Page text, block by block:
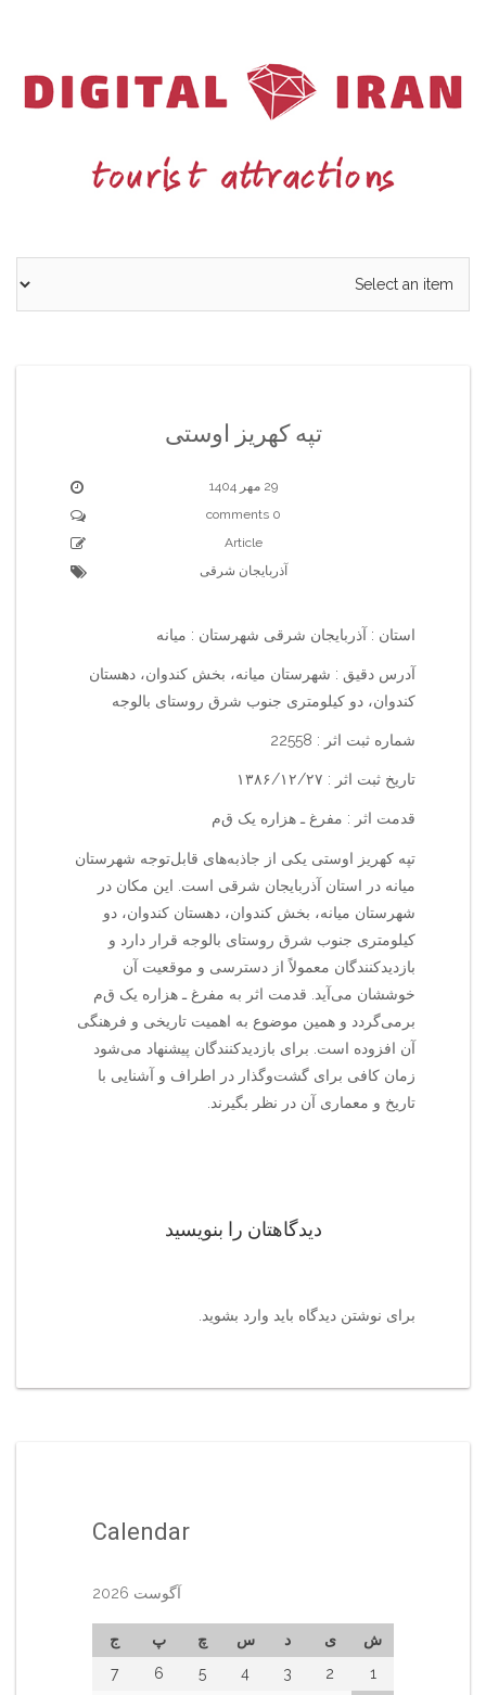
تپه کهریز اوستی
29 مهر 1404
0 comments
Article
آذربایجان شرقی
استان : آذربایجان شرقی شهرستان : میانه
آدرس دقیق : شهرستان میانه، بخش کندوان، دهستان
کندوان، دو کیلومتری جنوب شرق روستای بالوجه
شماره ثبت اثر : 22558
تاریخ ثبت اثر : ۱۳۸۶/۱۲/۲۷
قدمت اثر : مفرغ ـ هزاره یک ق‌م‌
تپه کهریز اوستی یکی از جاذبه‌های قابل‌توجه شهرستان
میانه در استان آذربایجان شرقی است. این مکان در
شهرستان میانه، بخش کندوان، دهستان کندوان، دو
کیلومتری جنوب شرق روستای بالوجه قرار دارد و
بازدیدکنندگان معمولاً از دسترسی و موقعیت آن
خوششان می‌آید. قدمت اثر به مفرغ ـ هزاره یک ق‌م‌
برمی‌گردد و همین موضوع به اهمیت تاریخی و فرهنگی
آن افزوده است. برای بازدیدکنندگان پیشنهاد می‌شود
زمان کافی برای گشت‌وگذار در اطراف و آشنایی با
تاریخ و معماری آن در نظر بگیرند.
دیدگاهتان را بنویسید
برای نوشتن دیدگاه باید وارد بشوید
Calendar
آگوست 2026
ش ی د س چ پ
ج
1
2
3
4
5
6
7